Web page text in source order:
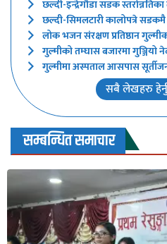
छल्दी-इन्द्रेगौडा सडक
छल्दी-सिमलटारी कालोपत्रे सडकमै
लोक भजन संरक्षण प्रतिष्ठान
गुल्मीको तम्घास बजारमा गुञ्जियो
गुल्मीमा अस्पताल आसपास
सबै लेखहरु
सम्बन्धित समाचार